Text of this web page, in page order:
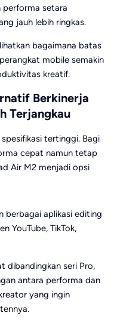
performa setara
jauh lebih ringkas.
bagaimana batas
mobile semakin
kreatif.
Berkinerja
Terjangkau
tertinggi. Bagi
cepat namun tetap
Air M2 menjadi opsi
berbagai aplikasi editing
YouTube, TikTok,
dibandingkan seri Pro,
antara performa dan
yang ingin